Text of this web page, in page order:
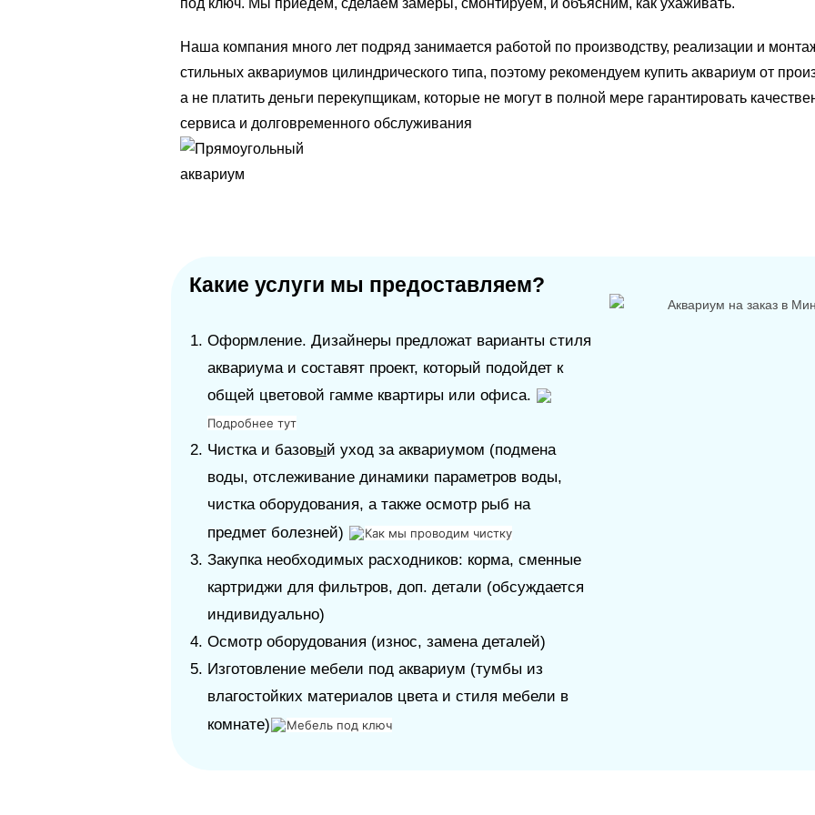
Наша компания много лет подряд занимается работой по производству, реализации и
стильных аквариумов цилиндрического типа, поэтому рекомендуем купить аквариум от
а не платить деньги перекупщикам, которые не могут в полной мере гарантировать
сервиса и долговременного обслуживания
Какие услуги мы предоставляем?
Оформление. Дизайнеры предложат варианты стиля
аквариума и составят проект, который подойдет к
общей цветовой гамме квартиры или офиса.
Подробнее тут
Чистка и базовый уход за аквариумом (подмена
воды, отслеживание динамики параметров воды,
чистка оборудования, а также осмотр рыб на
предмет болезней)
Как мы проводим чистку
Закупка необходимых расходников: корма, сменные
картриджи для фильтров, доп. детали (обсуждается
индивидуально)
Осмотр оборудования (износ, замена деталей)
Изготовление мебели под аквариум (тумбы из
влагостойких материалов цвета и стиля мебели в
комнате)
Мебель под ключ